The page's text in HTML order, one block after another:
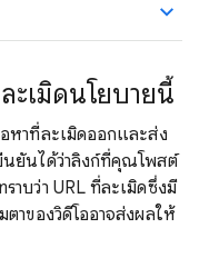
ะเมิดนโยบายนี้
หาที่ละเมิดออกและส่ง
นยันได้ว่าลิงก์ที่คุณโพสต์
าบว่า URL ที่ละเมิดซึ่งมี
าของวิดีโออาจส่งผลให้